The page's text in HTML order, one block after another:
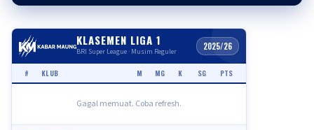
KLASEMEN LIGA 1
BRI Super League · Musim Reguler 2025/26
# KLUB M MG K SG PTS
Gagal memuat. Coba refresh.